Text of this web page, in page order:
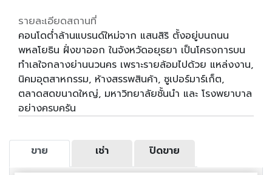
รายละเอียดสถานที่
คอนโดต่ำล้านแบรนด์ใหม่จาก แสนสิริ ตั้งอยู่บนถนน
พหลโยธิน ฝั่งขาออก ในจังหวัดอยุธยา เป็นโครงการบน
ทำเลใจกลางย่านนวนคร เพราะรายล้อมไปด้วย แหล่งงาน,
นิคมอุตสาหกรรม, ห้างสรรพสินค้า, ซูเปอร์มาร์เก็ต,
ตลาดสดขนาดใหญ่, มหาวิทยาลัยชั้นนำ และ โรงพยาบาล
อย่างครบครัน
ขาย เช่า ปิดขาย